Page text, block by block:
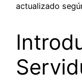
actualizado